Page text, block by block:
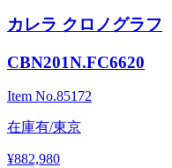
カレラ クロノグラフ
CBN201N.FC6620
Item No.85172
在庫有/東京
¥882,980